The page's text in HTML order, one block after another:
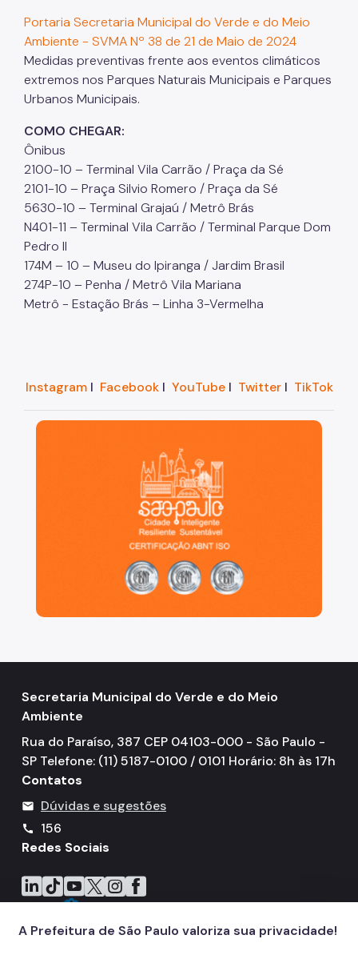
Portaria Secretaria Municipal do Verde e do Meio
Ambiente - SVMA Nº 38 de 21 de Maio de 2024
Medidas preventivas frente aos eventos climáticos
extremos nos Parques Naturais Municipais e Parques
Urbanos Municipais.
COMO CHEGAR:
Ônibus
2100-10 – Terminal Vila Carrão / Praça da Sé
2101-10 – Praça Silvio Romero / Praça da Sé
5630-10 – Terminal Grajaú / Metrô Brás
N401-11 – Terminal Vila Carrão / Terminal Parque Dom
Pedro II
174M – 10 – Museu do Ipiranga / Jardim Brasil
274P-10 – Penha / Metrô Vila Mariana
Metrô - Estação Brás – Linha 3-Vermelha
InstagramI FacebookI YouTubeI TwitterI TikTok
São Paulo, cidade inteligente, resiliente e sustentável
Secretaria Municipal do Verde e do Meio
Ambiente
Rua do Paraíso, 387 CEP 04103-000 - São Paulo -
SP Telefone: (11) 5187-0100 / 0101 Horário: 8h às 17h
Contatos
mail Dúvidas e sugestões
call
156
Redes Sociais
Icone do LinkedIn
Icone do TikTok
Icone do YouTube
Icone do X
Icone do Instagram
Icone do Facebook
A Prefeitura de São Paulo valoriza sua privacidade!